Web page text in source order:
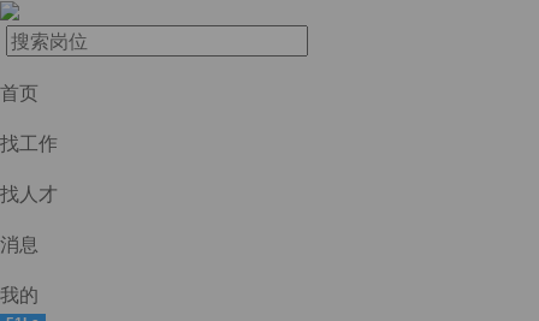
首页
找工作
找人才
消息
我的